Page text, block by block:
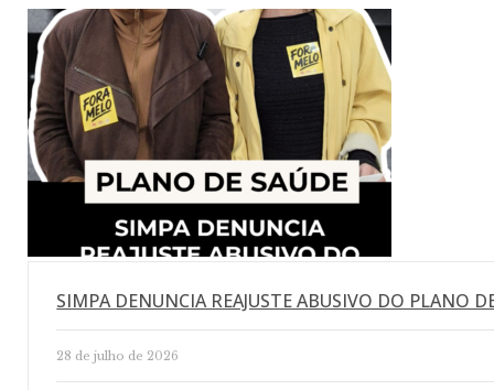
SIMPA DENUNCIA REAJUSTE ABUSIVO DO PLANO
28 de julho de 2026